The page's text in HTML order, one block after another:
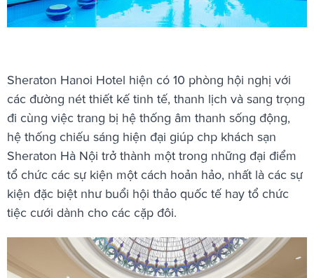
Sheraton Hanoi Hotel hiện có 10 phòng hội nghị với
các đường nét thiết kế tinh tế, thanh lịch và sang trọng
đi cùng việc trang bị hệ thống âm thanh sống động,
hệ thống chiếu sáng hiện đại giúp chp khách sạn
Sheraton Hà Nội trở thành một trong những đại điểm
tổ chức các sự kiện một cách hoản hảo, nhất là các sự
kiện đặc biệt như buổi hội thảo quốc tế hay tổ chức
tiệc cưới dành cho các cặp đôi.